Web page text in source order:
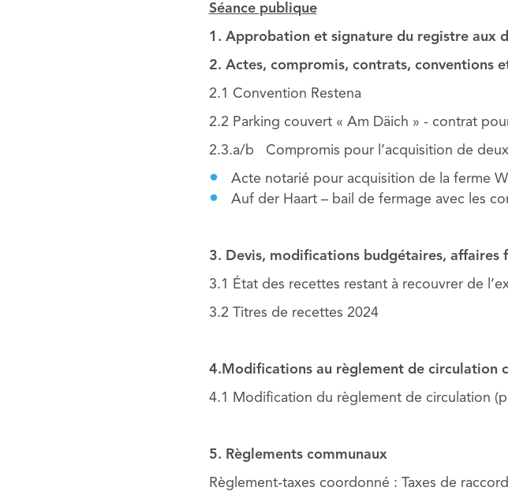
Séance publique
1. Approbation et signature du registre aux
2. Actes, compromis, contrats, conventions
2.1 Convention Restena
2.2 Parking couvert « Am Däich » - contrat
2.3.a/b Compromis pour l’acquisition de
Acte notarié pour acquisition de la ferme
Auf der Haart – bail de fermage avec les
3. Devis, modifications budgétaires, affaires
3.1 État des recettes restant à recouvrer de
3.2 Titres de recettes 2024
4.Modifications au règlement de circulation
4.1 Modification du règlement de circulation
5. Règlements communaux
Règlement-taxes coordonné : Taxes de